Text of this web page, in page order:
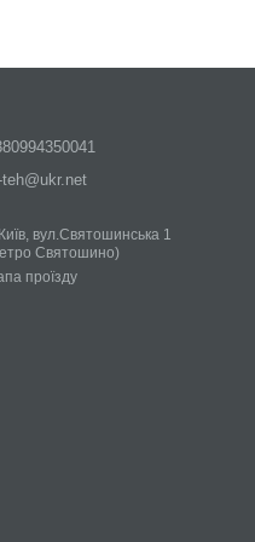
teh@ukr.net
вул.Святошинська 1
Святошино)
проїзду